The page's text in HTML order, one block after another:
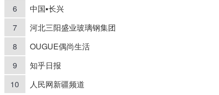
6
中国▪长兴
7
河北三阳盛业玻璃钢集团
8
OUGUE偶尚生活
9
知乎日报
10
人民网新疆频道